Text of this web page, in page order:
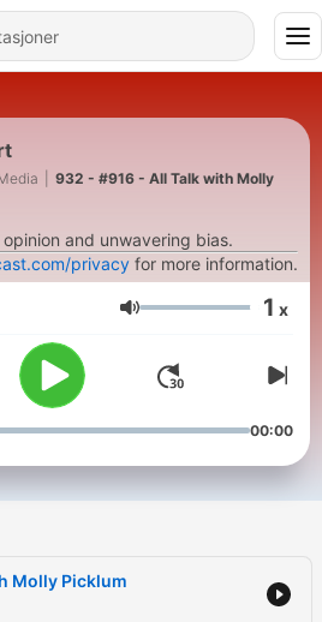
932 - #916 - All Talk with Molly
and unwavering bias.
privacyfor more information.
Volum 1 x
00:00
Molly Picklum